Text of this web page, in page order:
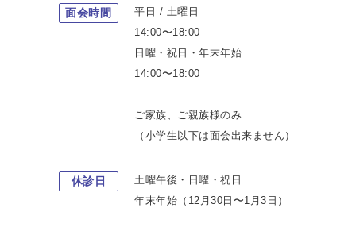
面会時間
平日 / 土曜日
14:00〜18:00
日曜・祝日・年末年始
14:00〜18:00
ご家族、ご親族様のみ
（小学生以下は面会出来ません）
休診日
土曜午後・日曜・祝日
年末年始（12月30日〜1月3日）